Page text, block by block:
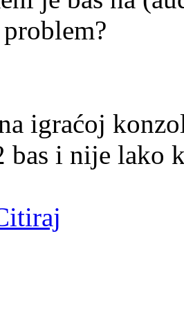
igraćoj
bas i nije lako